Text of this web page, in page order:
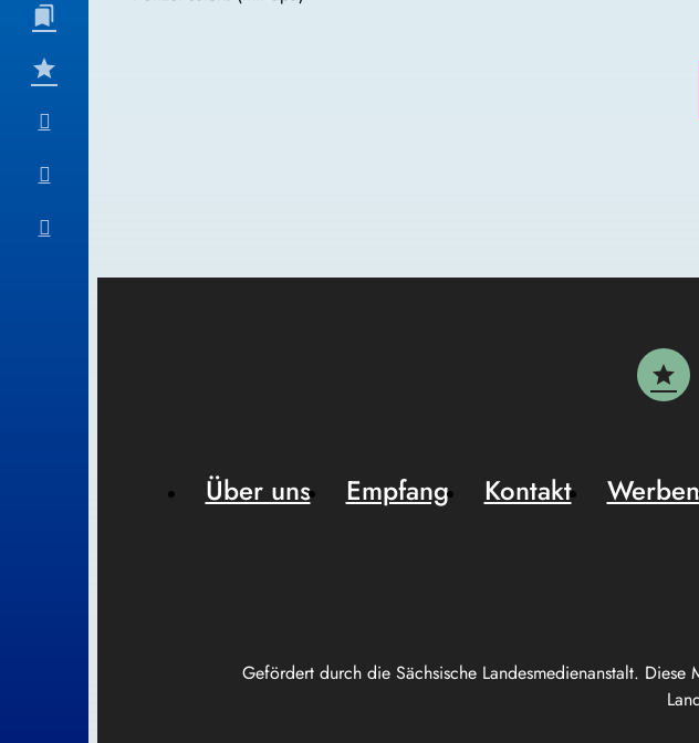
Gefördert durch die Sächsische Landesmedienanstalt.
Über uns Empfang Kontakt Werben